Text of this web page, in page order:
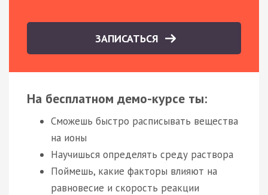
ЗАПИСАТЬСЯ
На бесплатном демо-курсе ты:
Сможешь быстро расписывать вещества
на ионы
Научишься определять среду раствора
Поймешь, какие факторы влияют на
равновесие и скорость реакции